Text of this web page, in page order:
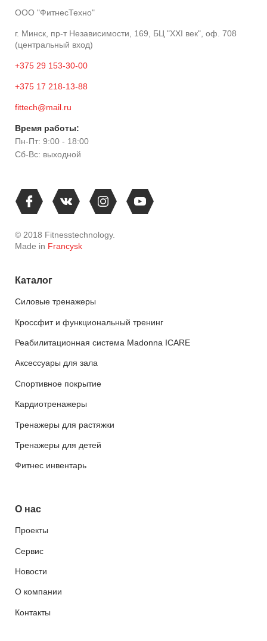
ООО "ФитнесТехно"
г. Минск, пр-т Независимости, 169, БЦ "XXI век", оф. 708
(центральный вход)
+375 29 153-30-00
+375 17 218-13-88
fittech@mail.ru
Время работы:
Пн-Пт: 9:00 - 18:00
Сб-Вс: выходной
© 2018 Fitnesstechnology.
Made in Francysk
Каталог
Силовые тренажеры
Кроссфит и функциональный тренинг
Реабилитационная система Madonna ICARE
Аксессуары для зала
Спортивное покрытие
Кардиотренажеры
Тренажеры для растяжки
Тренажеры для детей
Фитнес инвентарь
О нас
Проекты
Сервис
Новости
О компании
Контакты